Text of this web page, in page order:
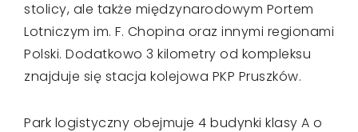
stolicy, ale także międzynarodowym Portem
Lotniczym im. F. Chopina oraz innymi regionami
Polski. Dodatkowo 3 kilometry od kompleksu
znajduje się stacja kolejowa PKP Pruszków.
Park logistyczny obejmuje 4 budynki klasy A o